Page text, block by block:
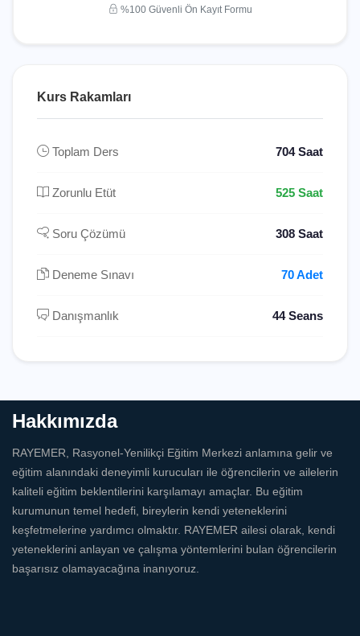
%100 Güvenli Ön Kayıt Formu
Kurs Rakamları
Toplam Ders 704 Saat
Zorunlu Etüt 525 Saat
Soru Çözümü 308 Saat
Deneme Sınavı 70 Adet
Danışmanlık 44 Seans
Hakkımızda
RAYEMER, Rasyonel-Yenilikçi Eğitim Merkezi anlamına gelir ve
eğitim alanındaki deneyimli kurucuları ile öğrencilerin ve ailelerin
kaliteli eğitim beklentilerini karşılamayı amaçlar. Bu eğitim
kurumunun temel hedefi, bireylerin kendi yeteneklerini
keşfetmelerine yardımcı olmaktır. RAYEMER ailesi olarak, kendi
yeteneklerini anlayan ve çalışma yöntemlerini bulan öğrencilerin
başarısız olamayacağına inanıyoruz.